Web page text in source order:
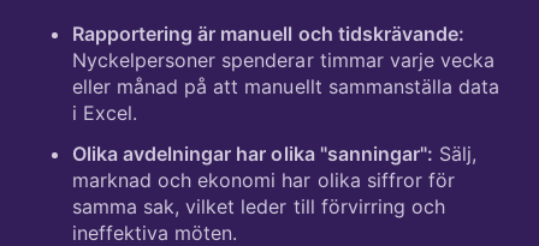
Rapportering är manuell och tidskrävande:
Nyckelpersoner spenderar timmar varje vecka
eller månad på att manuellt sammanställa data
i Excel.
Olika avdelningar har olika "sanningar": Sälj,
marknad och ekonomi har olika siffror för
samma sak, vilket leder till förvirring och
ineffektiva möten.